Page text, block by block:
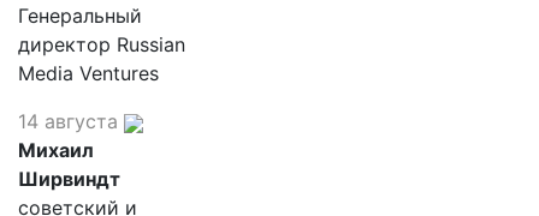
Генеральный
директор Russian
Media Ventures
14 августа
Михаил
Ширвиндт
советский и